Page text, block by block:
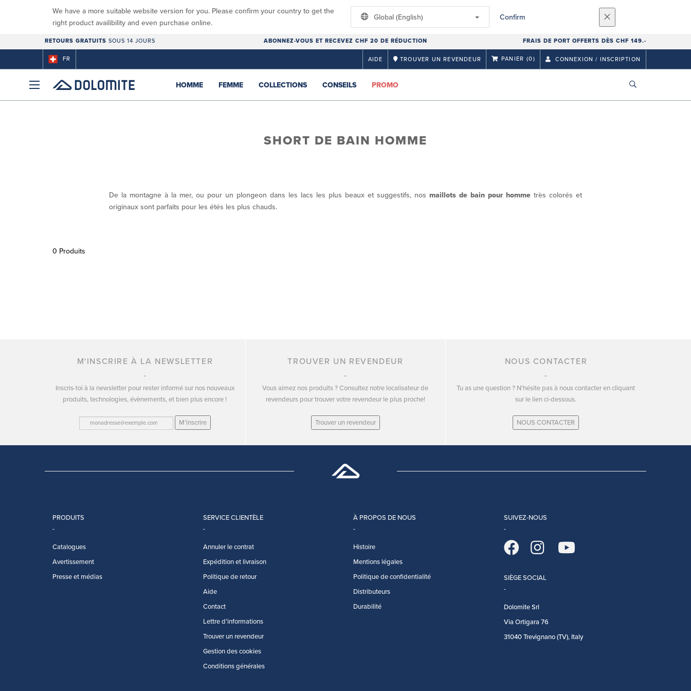
We have a more suitable website version for you. Please confirm your country to get the
right product availibility and even purchase online.
Global (English) Confirm
RETOURS GRATUITS SOUS 14 JOURS ABONNEZ-VOUS ET RECEVEZ CHF 20 DE RÉDUCTION FRAIS DE PORT OFFERTS DÈS CHF 149.-
FR AIDE TROUVER UN REVENDEUR PANIER (0) CONNEXION / INSCRIPTION
HOMME FEMME COLLECTIONS CONSEILS PROMO
SHORT DE BAIN HOMME
De la montagne à la mer, ou pour un plongeon dans les lacs les plus beaux et suggestifs, nos maillots de bain pour homme très colorés et
originaux sont parfaits pour les étés les plus chauds.
0 Produits
M'INSCRIRE À LA NEWSLETTER
Inscris-toi à la newsletter pour rester informé sur nos nouveaux
produits, technologies, évènements, et bien plus encore !
M’inscrire
TROUVER UN REVENDEUR
Vous aimez nos produits ? Consultez notre localisateur de
revendeurs pour trouver votre revendeur le plus proche!
Trouver un revendeur
NOUS CONTACTER
Tu as une question ? N'hésite pas à nous contacter en cliquant
sur le lien ci-dessous.
NOUS CONTACTER
PRODUITS
Catalogues
Avertissement
Presse et médias
SERVICE CLIENTÈLE
Annuler le contrat
Expédition et livraison
Politique de retour
Aide
Contact
Lettre d’informations
Trouver un revendeur
Gestion des cookies
Conditions générales
À PROPOS DE NOUS
Histoire
Mentions légales
Politique de confidentialité
Distributeurs
Durabilité
SUIVEZ-NOUS
SIÈGE SOCIAL
Dolomite Srl
Via Ortigara 76
31040 Trevignano (TV), Italy